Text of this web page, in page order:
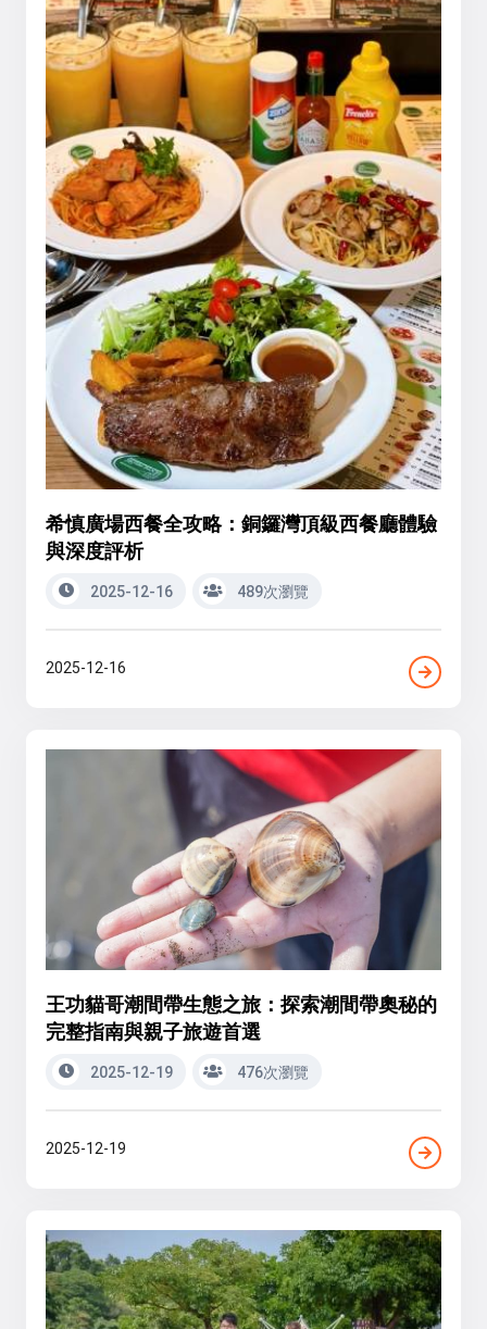
希慎廣場西餐全攻略：銅鑼灣頂級西餐廳體驗
與深度評析
2025-12-16 489次瀏覽
2025-12-16
王功貓哥潮間帶生態之旅：探索潮間帶奧秘的
完整指南與親子旅遊首選
2025-12-19 476次瀏覽
2025-12-19